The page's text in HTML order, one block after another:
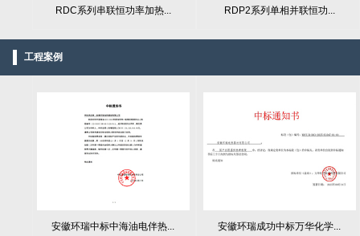
RDC系列串联恒功率加热... RDP2系列单相并联恒功...
工程案例
安徽环瑞中标中海油电伴热... 安徽环瑞成功中标万华化学...